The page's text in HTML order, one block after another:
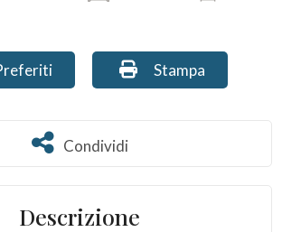
Cod. PU-280-18Stampa: Cod. PU-
Stampa
Condividi
Condividi
Descrizione